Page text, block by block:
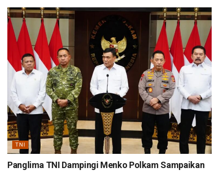
TNI
Panglima TNI Dampingi Menko Polkam Sampaikan